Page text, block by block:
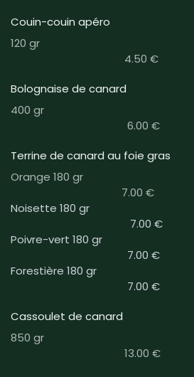
Couin-couin apéro
120
4.50 €
Bolognaise de canard
400
6.00 €
Terrine de canard au foie gras
Orange
7.00 €
Noisette
7.00 €
Poivre-vert
7.00 €
Forestière
7.00 €
Cassoulet de canard
850
13.00 €